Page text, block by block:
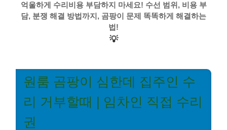
억울하게 수리비용 부담하지 마세요! 수선 범위, 비용 부
담, 분쟁 해결 방법까지, 곰팡이 문제 똑똑하게 해결하는
법!
💡
원룸 곰팡이 심한데 집주인 수
리 거부할때 | 임차인 직접 수리
권